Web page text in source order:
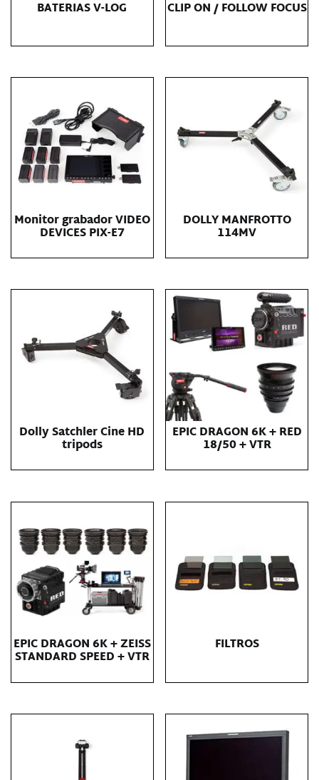
BATERIAS V-LOG CLIP ON / FOLLOW FOCUS
Monitor grabador VIDEO
DEVICES PIX-E7
DOLLY MANFROTTO
114MV
Dolly Satchler Cine HD
tripods
EPIC DRAGON 6K + RED
18/50 + VTR
EPIC DRAGON 6K + ZEISS
STANDARD SPEED + VTR
FILTROS